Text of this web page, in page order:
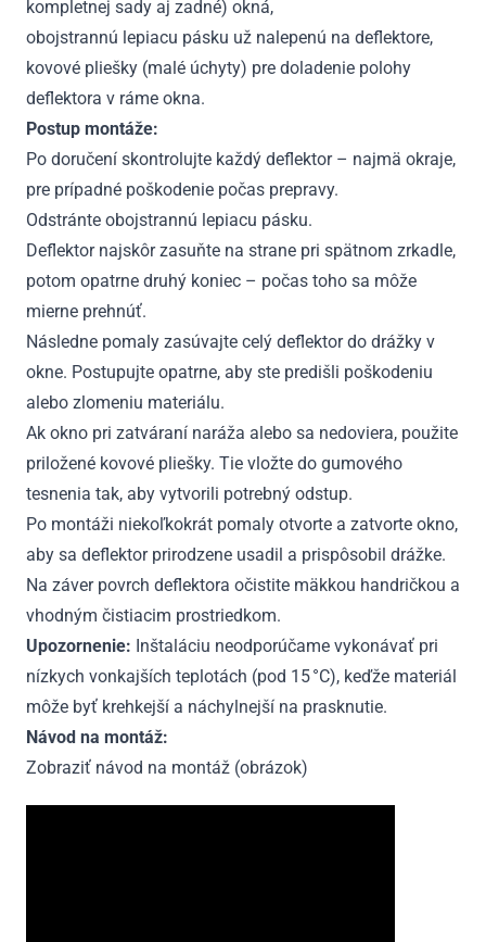
kompletnej sady aj zadné) okná,
obojstrannú lepiacu pásku už nalepenú na deflektore,
kovové pliešky (malé úchyty) pre doladenie polohy
deflektora v ráme okna.
Postup montáže:
Po doručení skontrolujte každý deflektor – najmä okraje,
pre prípadné poškodenie počas prepravy.
Odstránte obojstrannú lepiacu pásku.
Deflektor najskôr zasuňte na strane pri spätnom zrkadle,
potom opatrne druhý koniec – počas toho sa môže
mierne prehnúť.
Následne pomaly zasúvajte celý deflektor do drážky v
okne. Postupujte opatrne, aby ste predišli poškodeniu
alebo zlomeniu materiálu.
Ak okno pri zatváraní naráža alebo sa nedoviera, použite
priložené kovové pliešky. Tie vložte do gumového
tesnenia tak, aby vytvorili potrebný odstup.
Po montáži niekoľkokrát pomaly otvorte a zatvorte okno,
aby sa deflektor prirodzene usadil a prispôsobil drážke.
Na záver povrch deflektora očistite mäkkou handričkou a
vhodným čistiacim prostriedkom.
Upozornenie: Inštaláciu neodporúčame vykonávať pri
nízkych vonkajších teplotách (pod 15 °C), keďže materiál
môže byť krehkejší a náchylnejší na prasknutie.
Návod na montáž:
Zobraziť návod na montáž (obrázok)